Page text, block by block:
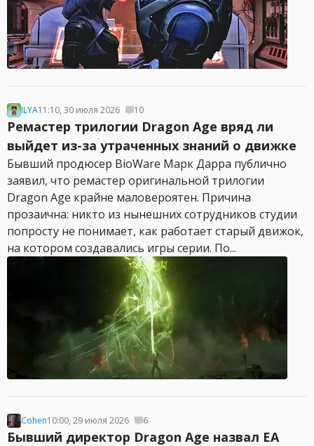
ILYA11:10, 30 июля 2026 10
Ремастер трилогии Dragon Age вряд ли
выйдет из-за утраченных знаний о движке
Бывший продюсер BioWare Марк Дарра публично
заявил, что ремастер оригинальной трилогии
Dragon Age крайне маловероятен. Причина
прозаична: никто из нынешних сотрудников студии
попросту не понимает, как работает старый движок,
на котором создавались игры серии. По...
Cohen10:00, 29 июля 2026 6
Бывший директор Dragon Age назвал EA